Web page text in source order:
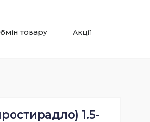
товару Акції
1.5-